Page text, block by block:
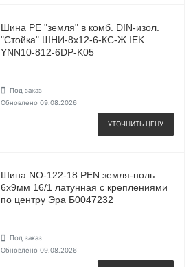
Шина PE "земля" в комб. DIN-изол.
"Стойка" ШНИ-8х12-6-КС-Ж IEK
YNN10-812-6DP-K05
Под заказ
Обновлено 09.08.2026
УТОЧНИТЬ ЦЕНУ
Шина NO-122-18 PEN земля-ноль
6х9мм 16/1 латунная с креплениями
по центру Эра Б0047232
Под заказ
Обновлено 09.08.2026